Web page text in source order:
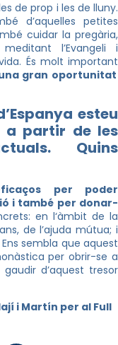
de prop i les de lluny.
d’aquelles petites
cuidar la pregària,
l’Evangeli i
És molt important
gran oportunitat
esteu
a partir de les
Quins
per poder
i també per donar-
en l‘àmbit de la
de l’ajuda mútua; i
sembla que aquest
per obrir-se a
d’aquest tresor
i Martín per al Full